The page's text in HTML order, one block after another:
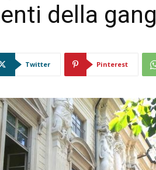
della gang
Twitter Pinterest